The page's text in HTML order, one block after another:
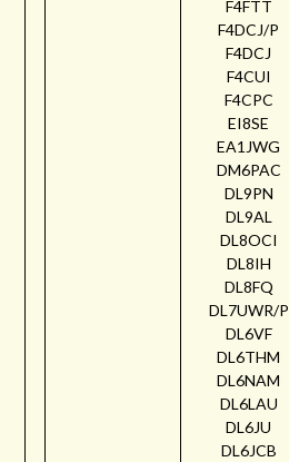
F4FTT
F4DCJ/P
F4DCJ
F4CUI
F4CPC
EI8SE
EA1JWG
DM6PAC
DL9PN
DL9AL
DL8OCI
DL8IH
DL8FQ
DL7UWR/P
DL6VF
DL6THM
DL6NAM
DL6LAU
DL6JU
DL6JCB